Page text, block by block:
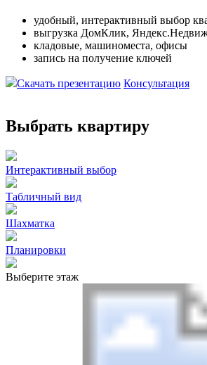
удобный, интерактивный выбор
выгрузка ДомКлик,
кладовые, машиноместа, офисы
запись на получение ключей
Скачать презентацию Консультация
Выбрать квартиру
Интерактивный выбор
Табличный вид
Шахматка
Планировки
Выберите этаж